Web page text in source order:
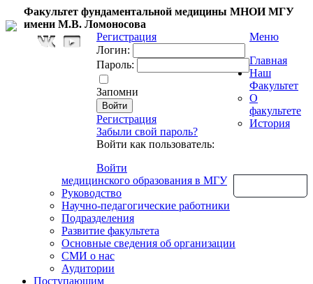
Факультет фундаментальной медицины МНОИ МГУ
имени М.В. Ломоносова
Регистрация
Логин:
Пароль:
Запомни
Регистрация
Забыли свой пароль?
Войти как пользователь:
Войти
Меню
Главная
Наш
Факультет
О
факультете
История
медицинского образования в МГУ
Руководство
Научно-педагогические работники
Подразделения
Развитие факультета
Основные сведения об организации
СМИ о нас
Аудитории
Поступающим